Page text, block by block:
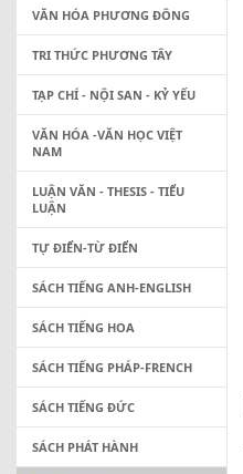
VĂN HÓA PHƯƠNG ĐÔNG
TRI THỨC PHƯƠNG TÂY
TẠP CHÍ - NỘI SAN - KỶ YẾU
VĂN HÓA -VĂN HỌC VIỆT
NAM
LUẬN VĂN - THESIS - TIỂU
LUẬN
TỰ ĐIỂN-TỪ ĐIỂN
SÁCH TIẾNG ANH-ENGLISH
SÁCH TIẾNG HOA
SÁCH TIẾNG PHÁP-FRENCH
SÁCH TIẾNG ĐỨC
SÁCH PHÁT HÀNH